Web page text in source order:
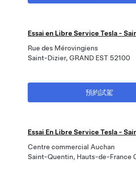
Essai en Libre Service Tesla -
Rue des Mérovingiens
Saint-Dizier, GRAND EST 52100
預約試駕
Essai En Libre Service Tesla -
Centre commercial Auchan
Saint-Quentin, Hauts-de-France